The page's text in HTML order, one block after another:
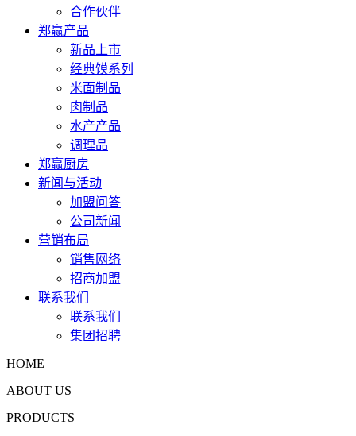
合作伙伴
郑赢产品
新品上市
经典馍系列
米面制品
肉制品
水产产品
调理品
郑赢厨房
新闻与活动
加盟问答
公司新闻
营销布局
销售网络
招商加盟
联系我们
联系我们
集团招聘
HOME
ABOUT US
PRODUCTS